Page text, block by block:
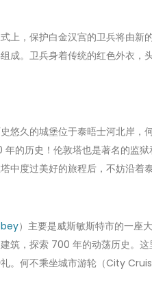
上，保护白金汉宫的卫兵将由新
成。卫兵身着传统的红色外衣，
悠久的城堡位于泰晤士河北岸，
的历史！伦敦塔也是著名的监
中度过美好的旅程后，不妨沿着
）主要是威斯敏斯特市的一座
筑，探索 700 年的动荡历史。
。何不乘坐城市游轮（City